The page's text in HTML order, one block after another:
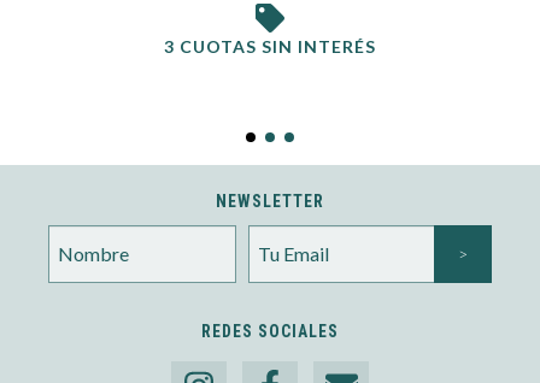
3 CUOTAS SIN INTERÉS
NEWSLETTER
REDES SOCIALES